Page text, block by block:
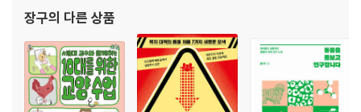
식량과 멸종 위기의 극복을 돕는 동물
과학의 정점에 있는 동물 복제의 현재와 전망
지구, 동물과 인간을 하나로 묶는 연결고리
Q/A 묻고 답하기
장구의 다른 상품